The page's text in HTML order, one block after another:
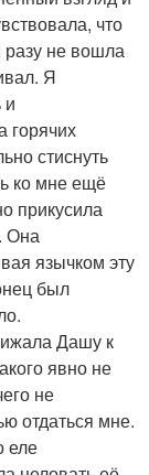
что
разу не вошла
Я
и
горячих
стиснуть
ко мне ещё
прикусила
Она
язычком эту
был
Дашу к
явно не
не
отдаться мне.
еле